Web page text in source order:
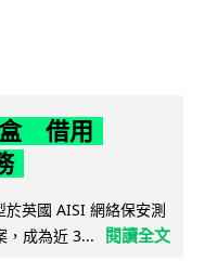
借用
英國 AISI 網絡保安測
，成為近 3...
閱讀全文